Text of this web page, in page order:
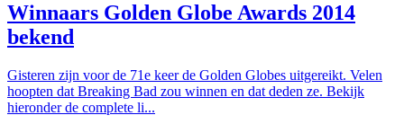
Winnaars Golden Globe Awards 2014
bekend
Gisteren zijn voor de 71e keer de Golden Globes uitgereikt. Velen
hoopten dat Breaking Bad zou winnen en dat deden ze. Bekijk
hieronder de complete li...